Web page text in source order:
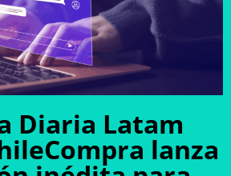
Diaria Latam
lanza